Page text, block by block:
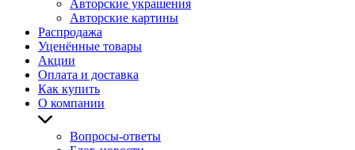
Авторские украшения
Авторские картины
Распродажа
Уценённые товары
Акции
Оплата и доставка
Как купить
О компании
Вопросы-ответы